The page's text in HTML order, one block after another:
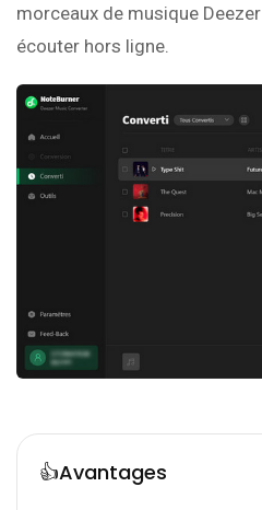
morceaux de musique
écouter hors ligne.
👍Avantages